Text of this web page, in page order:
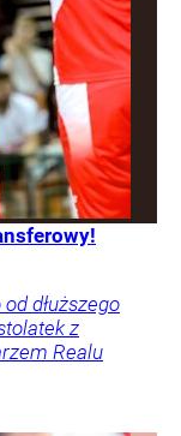
dłuższego
z
Realu